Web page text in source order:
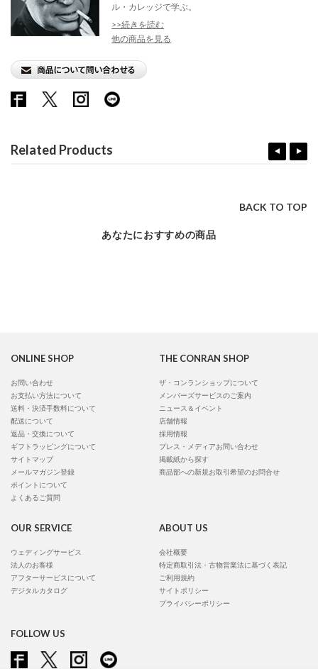
ル・カレッジで学ぶ。
>>続きを読む
他の商品を見る
Related Products
BACK TO TOP
あなたにおすすめの商品
ONLINE SHOP
お問い合わせ
お支払い方法について
送料・決済手数料について
配送について
返品・交換について
ギフトラッピングについて
サイトマップ
メールマガジン登録
ポイントについて
よくあるご質問
THE CONRAN SHOP
ザ・コンランショップについて
メンバーズサービスのご案内
ニュース＆イベント
店舗情報
採用情報
プレス・メディアお問い合わせ
掲載紙から探す
商品部への新規お取引希望のお問合せ
OUR SERVICE
ウェディングサービス
法人のお客様
アフターサービスについて
デジタルカタログ
ABOUT US
会社概要
特定商取引法・古物営業法に基づく表記
ご利用規約
サイトポリシー
プライバシーポリシー
FOLLOW US